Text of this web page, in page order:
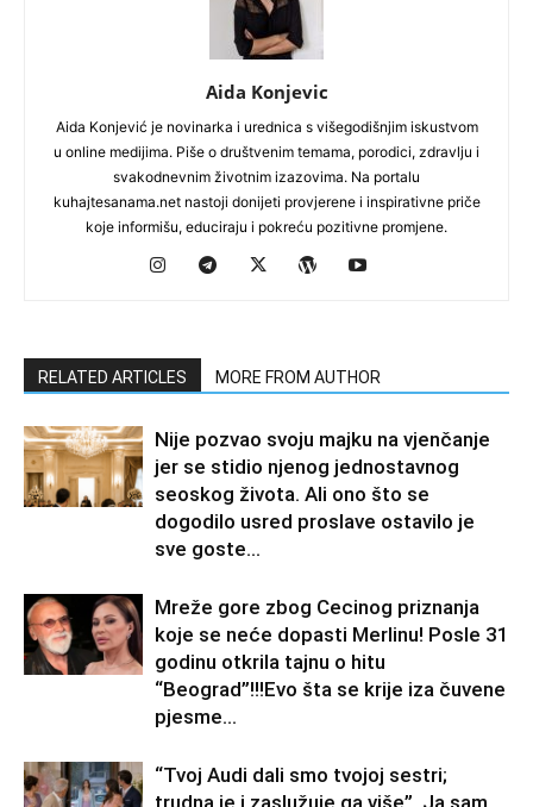
Aida Konjevic
Aida Konjević je novinarka i urednica s višegodišnjim iskustvom
u online medijima. Piše o društvenim temama, porodici, zdravlju i
svakodnevnim životnim izazovima. Na portalu
kuhajtesanama.net nastoji donijeti provjerene i inspirativne priče
koje informišu, educiraju i pokreću pozitivne promjene.
RELATED ARTICLES MORE FROM AUTHOR
Nije pozvao svoju majku na vjenčanje
jer se stidio njenog jednostavnog
seoskog života. Ali ono što se
dogodilo usred proslave ostavilo je
sve goste...
Mreže gore zbog Cecinog priznanja
koje se neće dopasti Merlinu! Posle 31
godinu otkrila tajnu o hitu
“Beograd”!!!Evo šta se krije iza čuvene
pjesme...
“Tvoj Audi dali smo tvojoj sestri;
trudna je i zaslužuje ga više”. Ja sam